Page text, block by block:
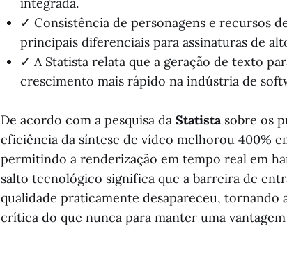
✓ Consistência de personagens e recursos
principais diferenciais para assinaturas de
✓ A Statista relata que a geração de texto
crescimento mais rápido na indústria de
De acordo com a pesquisa da Statistasobre os
eficiência da síntese de vídeo melhorou 400%
permitindo a renderização em tempo real em
salto tecnológico significa que a barreira de
qualidade praticamente desapareceu, tornando
crítica do que nunca para manter uma